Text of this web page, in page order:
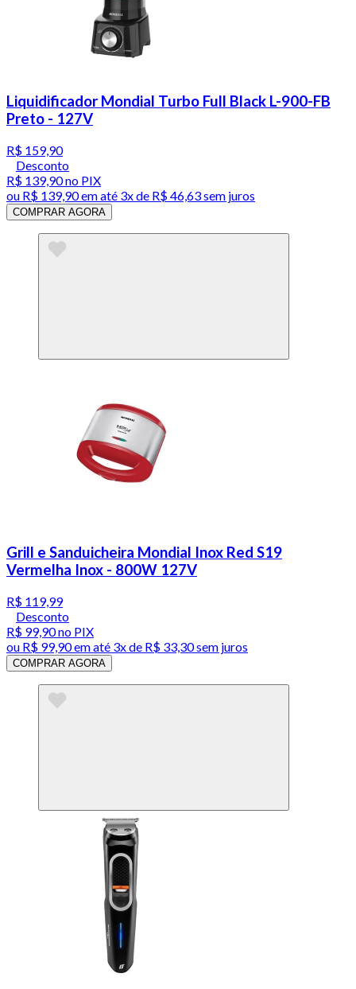
Liquidificador Mondial Turbo Full Black L-900-FB
Preto - 127V
R$ 159,90
Desconto
R$ 139,90no PIX
ou R$ 139,90em até 3x de R$ 46,63 sem juros
COMPRAR AGORA
Grill e Sanduicheira Mondial Inox Red S19
Vermelha Inox - 800W 127V
R$ 119,99
Desconto
R$ 99,90no PIX
ou R$ 99,90em até 3x de R$ 33,30 sem juros
COMPRAR AGORA